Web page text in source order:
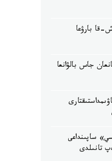
قا بارۋعا
جاس بالۋانعا
ساپىنداعى
تانىلدى